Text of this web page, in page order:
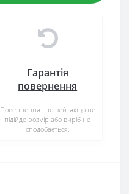
Гарантія
повернення
Повернення грошей, якщо не
підійде розмір або виріб не
сподобається.